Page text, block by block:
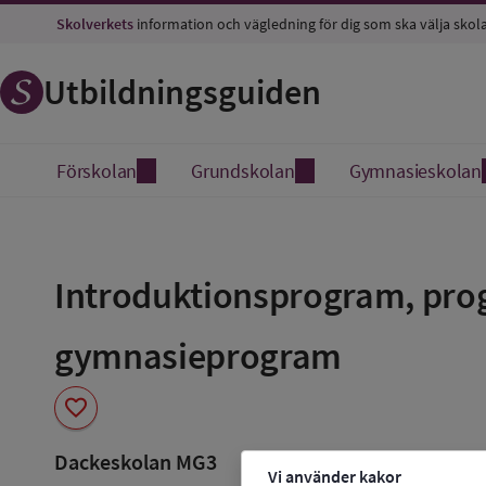
Vi använder kakor
Skolverkets information och vägledning för dig som ska välja
Utbildningsguiden
Förskolan Grundskolan Gymnasieskolan
Introduktionsprogram,
gymnasieprogram
favorite
favorit
Dackeskolan MG3